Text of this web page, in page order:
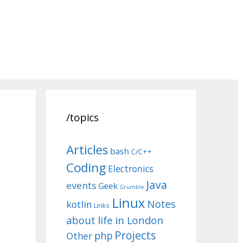
/topics
Articles bash C/C++
Coding Electronics
events Geek Grumble Java
kotlin Links Linux Notes
about life in London
Other php Projects